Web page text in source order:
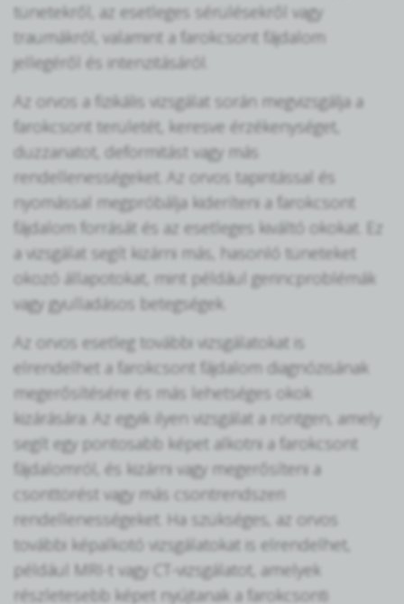
tünetekről, az esetleges sérülésekről vagy
traumákról, valamint a farokcsont fájdalom
jellegéről és intenzitásáról.
Az orvos a fizikális vizsgálat során megvizsgálja a
farokcsont területét, keresve érzékenységet,
duzzanatot, deformitást vagy más
rendellenességeket. Az orvos tapintással és
nyomással megpróbálja kideríteni a farokcsont
fájdalom forrását és az esetleges kiváltó okokat. Ez
a vizsgálat segít kizárni más, hasonló tüneteket
okozó állapotokat, mint például gerincproblémák
vagy gyulladásos betegségek.
Az orvos esetleg további vizsgálatokat is
elrendelhet a farokcsont fájdalom diagnózisának
megerősítésére és más lehetséges okok
kizárására. Az egyik ilyen vizsgálat a röntgen, amely
segít egy pontosabb képet alkotni a farokcsont
fájdalomról, és kizárni vagy megerősíteni a
csonttörést vagy más csontrendszeri
rendellenességeket. Ha szükséges, az orvos
további képalkotó vizsgálatokat is elrendelhet,
például MRI-t vagy CT-vizsgálatot, amelyek
részletesebb képet nyújtanak a farokcsonti